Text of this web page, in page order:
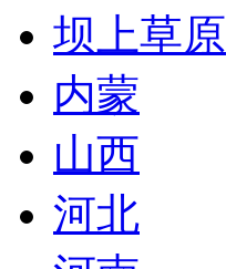
坝上草原
内蒙
山西
河北